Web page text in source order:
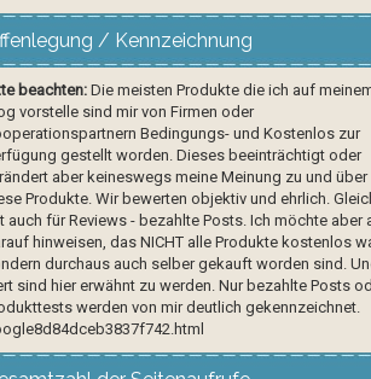
/ Kennzeichnung
beachten:Die meisten Produkte die ich auf
vorstelle sind mir von Firmen oder
Bedingungs- und Kostenlos zur
gestellt worden. Dieses beeinträchtigt oder
aber keineswegs meine Meinung zu und über
Produkte. Wir bewerten objektiv und ehrlich.
auch für Reviews - bezahlte Posts. Ich möchte aber
hinweisen, das NICHT alle Produkte kostenlos
durchaus auch selber gekauft worden sind.
sind hier erwähnt zu werden. Nur bezahlte Posts
werden von mir deutlich gekennzeichnet.